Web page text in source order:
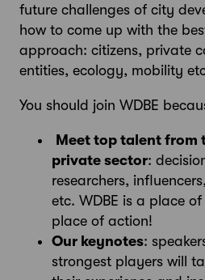
future challenges of city
how to come up with the
approach: citizens, private
entities, ecology, mobility
You should join WDBE
Meet top talent from
private sector:
researchers,
etc. WDBE is a place
place of action!
Our keynotes:
strongest players will